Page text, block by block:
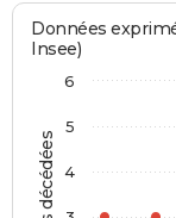
Données
Insee)
4
5
6